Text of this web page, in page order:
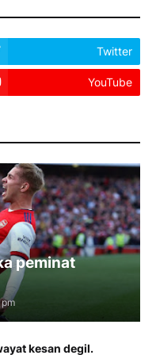
Twitter
YouTube
peminat
kesan degil.